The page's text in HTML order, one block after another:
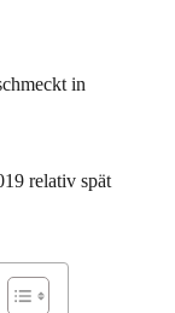
in
relativ spät